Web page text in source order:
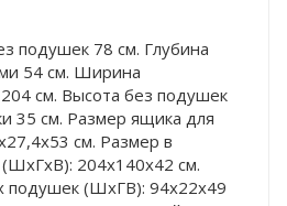
подушек 78 см. Глубина
54 см. Ширина
см. Высота без подушек
35 см. Размер ящика для
см. Размер в
204х140х42 см.
подушек (ШхГВ): 94х22х49